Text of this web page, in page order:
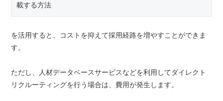
載する方法
を活用すると、コストを抑えて採用経路を増やすことができま
す。
ただし、人材データベースサービスなどを利用してダイレクト
リクルーティングを行う場合は、費用が発生します。